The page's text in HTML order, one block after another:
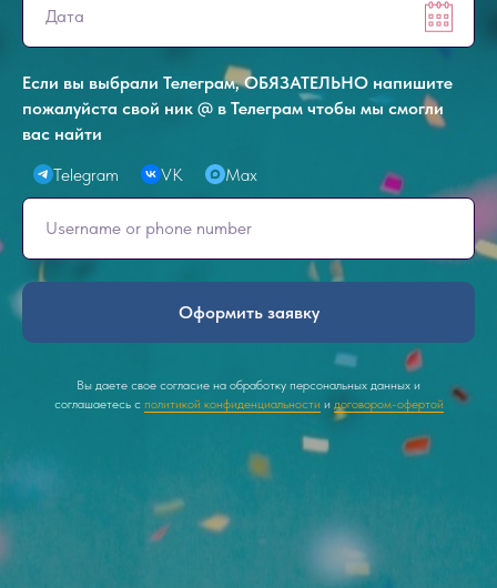
Если вы выбрали Телеграм, ОБЯЗАТЕЛЬНО напишите
пожалуйста свой ник @ в Телеграм чтобы мы смогли
вас найти
Telegram
VK Max
Оформить заявку
Вы даете свое согласие на обработку персональных данных и
соглашаетесь с политикой конфиденциальностии договором-офертой